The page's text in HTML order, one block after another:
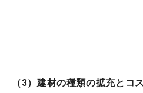
（3）建材の種類の拡充とコ